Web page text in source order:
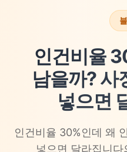
인건비율
남을까? 사
넣으면
인건비율 30%인데 왜
넣으면 달라집니